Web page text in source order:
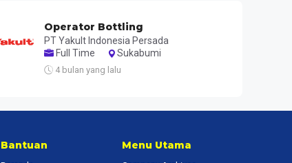
Operator Bottling
PT Yakult Indonesia Persada
Full Time
Sukabumi
4 bulan yang lalu
Bantuan Menu Utama